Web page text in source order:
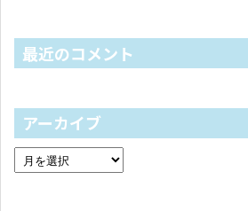
最近のコメント
アーカイブ